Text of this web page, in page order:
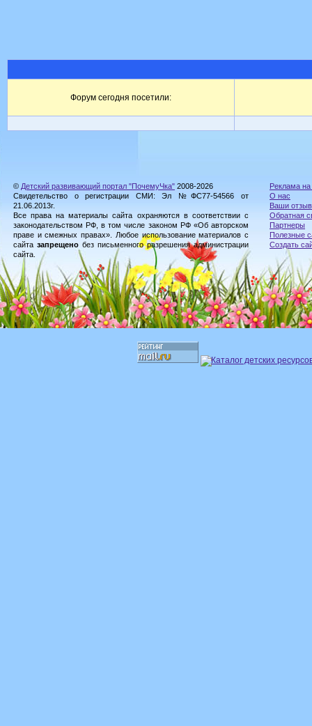
Форум сегодня посетили:
© Детский развивающий портал "ПочемуЧка" 2008-2026
Свидетельство о регистрации СМИ: Эл №ФС77-54566 от
21.06.2013г.
Все права на материалы сайта охраняются в соответствии с
законодательством РФ, в том числе законом РФ «Об авторском
праве и смежных правах». Любое использование материалов с
сайта запрещено без письменного разрешения администрации
сайта.
Реклама на
О нас
Ваши
Обратная
Партнеры
Полезные
Создать